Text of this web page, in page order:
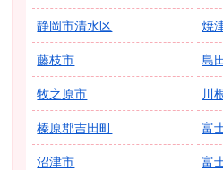
静岡市清水区 焼
藤枝市 島
牧之原市 川
榛原郡吉田町 富
沼津市 富